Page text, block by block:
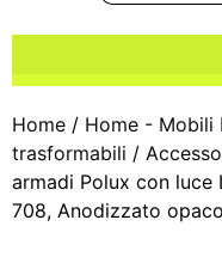
Home / Home - Mobili
trasformabili /
armadi Polux con luce
708, Anodizzato